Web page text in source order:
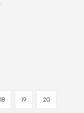
18 19 20